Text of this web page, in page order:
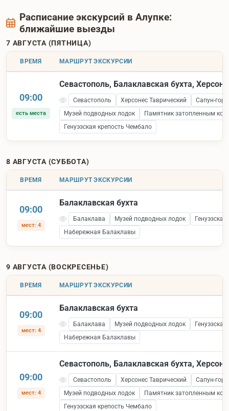
Расписание экскурсий в Алупке:
ближайшие выезды
7 АВГУСТА (ПЯТНИЦА)
ВРЕМЯ МАРШРУТ ЭКСКУРСИИ
09:00
есть места
Севастополь, Балаклавская бухта,
Севастополь Херсонес Таврический
Сапун-гора
Музей подводных лодок
Памятник затопленным
Генуэзская крепость Чембало
8 АВГУСТА (СУББОТА)
ВРЕМЯ МАРШРУТ ЭКСКУРСИИ
09:00
мест: 4
Балаклавская бухта
Балаклава Музей подводных лодок
Набережная Балаклавы
9 АВГУСТА (ВОСКРЕСЕНЬЕ)
ВРЕМЯ МАРШРУТ ЭКСКУРСИИ
09:00
мест: 4
Балаклавская бухта
Балаклава Музей подводных лодок
Набережная Балаклавы
09:00
мест: 4
Севастополь, Балаклавская бухта,
Севастополь Херсонес Таврический
Сапун-гора
Музей подводных лодок
Памятник затопленным
Генуэзская крепость Чембало